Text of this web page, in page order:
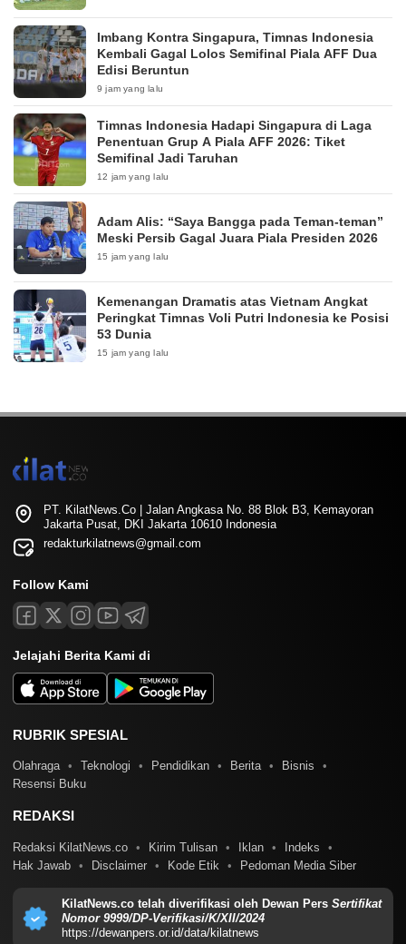
Imbang Kontra Singapura, Timnas Indonesia
Kembali Gagal Lolos Semifinal Piala AFF Dua
Edisi Beruntun
9 jam yang lalu
Timnas Indonesia Hadapi Singapura di Laga
Penentuan Grup A Piala AFF 2026: Tiket
Semifinal Jadi Taruhan
12 jam yang lalu
Adam Alis: “Saya Bangga pada Teman-teman”
Meski Persib Gagal Juara Piala Presiden 2026
15 jam yang lalu
Kemenangan Dramatis atas Vietnam Angkat
Peringkat Timnas Voli Putri Indonesia ke Posisi
53 Dunia
15 jam yang lalu
PT. KilatNews.Co | Jalan Angkasa No. 88 Blok B3, Kemayoran
Jakarta Pusat, DKI Jakarta 10610 Indonesia
redakturkilatnews@gmail.com
Follow Kami
Jelajahi Berita Kami di
RUBRIK SPESIAL
Olahraga Teknologi Pendidikan Berita
Bisnis
Resensi Buku
REDAKSI
Redaksi KilatNews.co Kirim Tulisan Iklan
Indeks
Hak Jawab
Disclaimer Kode Etik Pedoman Media Siber
KilatNews.co telah diverifikasi oleh Dewan Pers Sertifikat
Nomor 9999/DP-Verifikasi/K/XII/2024
https://dewanpers.or.id/data/kilatnews